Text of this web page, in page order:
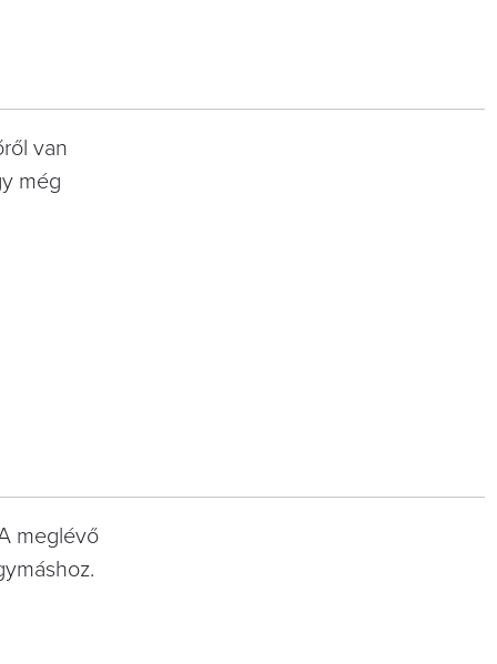
van
még
meglévő